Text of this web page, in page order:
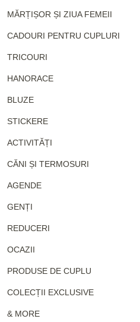
MĂRȚIȘOR ȘI ZIUA FEMEII
CADOURI PENTRU CUPLURI
TRICOURI
HANORACE
BLUZE
STICKERE
ACTIVITĂȚI
CĂNI ȘI TERMOSURI
AGENDE
GENȚI
REDUCERI
OCAZII
PRODUSE DE CUPLU
COLECȚII EXCLUSIVE
& MORE